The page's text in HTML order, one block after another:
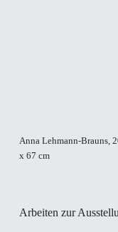
Anna Lehmann-Brauns,
x 67 cm
Arbeiten zur